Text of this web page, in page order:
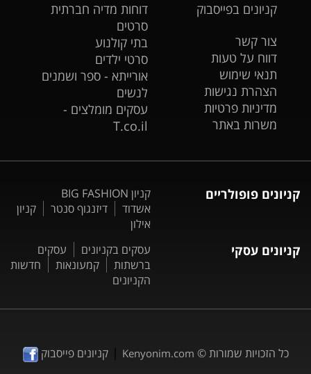
קניונים בפייסבוק
צור קשר
דווח על טעות
תנאי שימוש
הצהרת נגישות
מדיניות פרטיות
משרות באתר
דוחות מדיה חברתית
סרטים
בתי קולנוע
סרטי ילדים
אורייתא - ספר ושמנים
לנשים
עסקים מומלצים -
T.co.il
קניונים פופולריים
קניון BIG FASHION
אשדוד
דיזנגוף סנטר
קניון
אילון
קניונים עסקי עסקים בקניונים
עסקים
ברשתות
קמעונאות
חדשות
הקניונים
כל הזכויות שמורות © Kenyonim.com
|קניונים פייסבוק